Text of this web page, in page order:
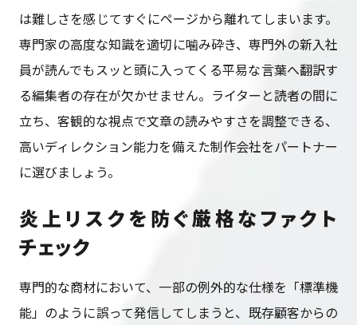
は難しさを感じてすぐにページから離れてしまいます。
専門家の高度な知識を適切に噛み砕き、専門外の新入社
員が読んでもスッと頭に入ってくる平易な言葉へ翻訳す
る編集者の存在が欠かせません。ライターと読者の間に
立ち、客観的な視点で文章の読みやすさを調整できる、
高いディレクション能力を備えた制作会社をパートナー
に選びましょう。
炎上リスクを防ぐ厳格なファクト
チェック
専門的な商材において、一部の例外的な仕様を「標準機
能」のように誤って発信してしまうと、既存顧客からの